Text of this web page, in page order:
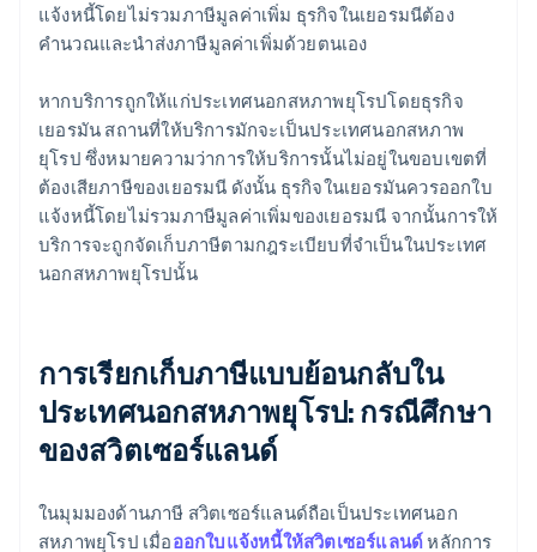
แจ้งหนี้โดยไม่รวมภาษีมูลค่าเพิ่ม ธุรกิจในเยอรมนีต้อง
คำนวณและนำส่งภาษีมูลค่าเพิ่มด้วยตนเอง
หากบริการถูกให้แก่ประเทศนอกสหภาพยุโรปโดยธุรกิจ
เยอรมัน สถานที่ให้บริการมักจะเป็นประเทศนอกสหภาพ
ยุโรป ซึ่งหมายความว่าการให้บริการนั้นไม่อยู่ในขอบเขตที่
ต้องเสียภาษีของเยอรมนี ดังนั้น ธุรกิจในเยอรมันควรออกใบ
แจ้งหนี้โดยไม่รวมภาษีมูลค่าเพิ่มของเยอรมนี จากนั้นการให้
บริการจะถูกจัดเก็บภาษีตามกฎระเบียบที่จำเป็นในประเทศ
นอกสหภาพยุโรปนั้น
การเรียกเก็บภาษีแบบย้อนกลับใน
ประเทศนอกสหภาพยุโรป: กรณีศึกษา
ของสวิตเซอร์แลนด์
ในมุมมองด้านภาษี สวิตเซอร์แลนด์ถือเป็นประเทศนอก
สหภาพยุโรป เมื่อออกใบแจ้งหนี้ให้สวิตเซอร์แลนด์หลักการ